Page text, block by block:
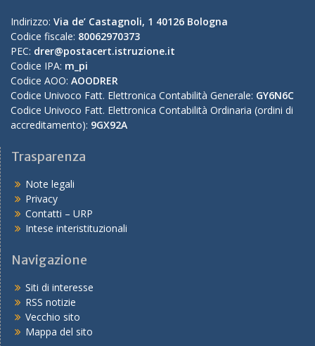
Indirizzo: Via de’ Castagnoli, 1 40126 Bologna
Codice fiscale: 80062970373
PEC: drer@postacert.istruzione.it
Codice IPA: m_pi
Codice AOO: AOODRER
Codice Univoco Fatt. Elettronica Contabilità Generale: GY6N6C
Codice Univoco Fatt. Elettronica Contabilità Ordinaria (ordini di
accreditamento): 9GX92A
Trasparenza
Note legali
Privacy
Contatti – URP
Intese interistituzionali
Navigazione
Siti di interesse
RSS notizie
Vecchio sito
Mappa del sito